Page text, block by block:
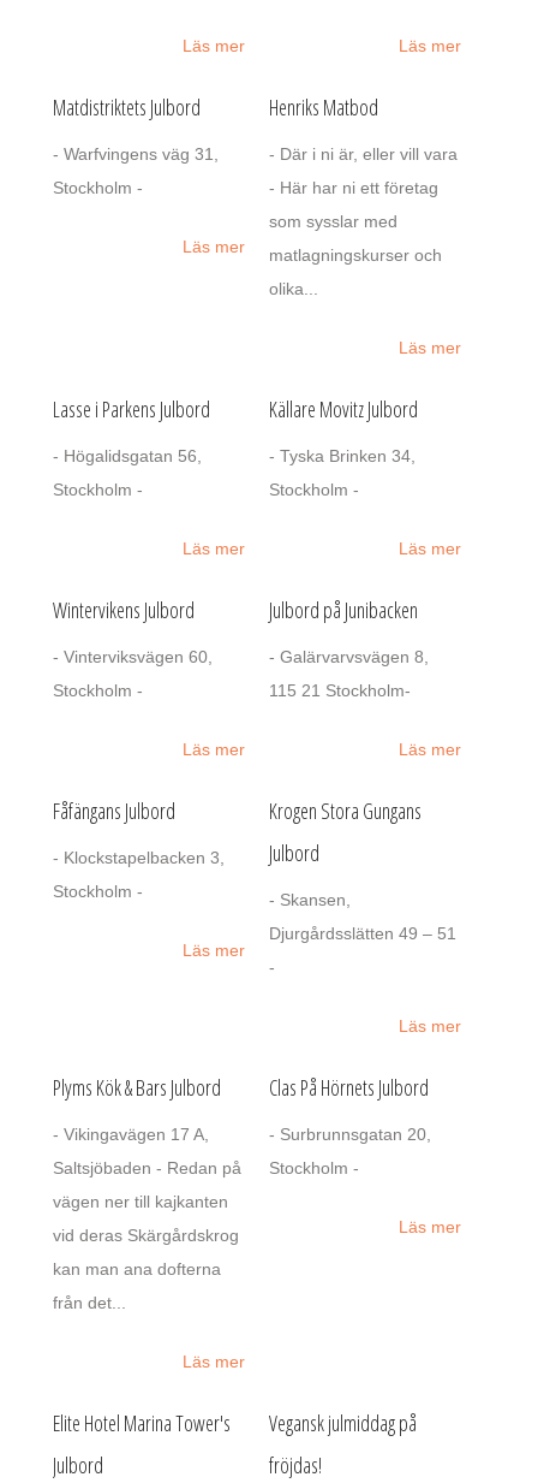
Läs mer Läs mer
Matdistriktets Julbord
- Warfvingens väg 31,
Stockholm -
Läs mer
Henriks Matbod
- Där i ni är, eller vill vara
- Här har ni ett företag
som sysslar med
matlagningskurser och
olika...
Läs mer
Lasse i Parkens Julbord
- Högalidsgatan 56,
Stockholm -
Läs mer
Källare Movitz Julbord
- Tyska Brinken 34,
Stockholm -
Läs mer
Wintervikens Julbord
- Vinterviksvägen 60,
Stockholm -
Läs mer
Julbord på Junibacken
- Galärvarvsvägen 8,
115 21 Stockholm-
Läs mer
Fåfängans Julbord
- Klockstapelbacken 3,
Stockholm -
Läs mer
Krogen Stora Gungans
Julbord
- Skansen,
Djurgårdsslätten 49 – 51
-
Läs mer
Plyms Kök & Bars Julbord
- Vikingavägen 17 A,
Saltsjöbaden - Redan på
vägen ner till kajkanten
vid deras Skärgårdskrog
kan man ana dofterna
från det...
Läs mer
Clas På Hörnets Julbord
- Surbrunnsgatan 20,
Stockholm -
Läs mer
Elite Hotel Marina Tower's
Julbord
Vegansk julmiddag på
fröjdas!